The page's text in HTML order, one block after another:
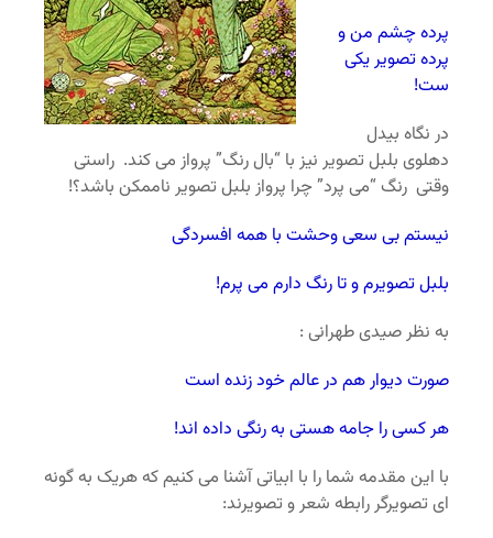
پرده چشم من و
پرده تصویر یکی
ست!
در نگاه بیدل
دهلوی بلبل تصویر نیز با “بال رنگ” پرواز می کند. راستی
وقتی رنگ “می پرد” چرا پرواز بلبل تصویر ناممکن باشد؟!
نیستم بی سعی وحشت با همه افسردگی
بلبل تصویرم و تا رنگ دارم می پرم!
به نظر صیدی طهرانی :
صورت دیوار هم در عالم خود زنده است
هر کسی را جامه هستی به رنگی داده اند!
با این مقدمه شما را با ابیاتی آشنا می کنیم که هریک به گونه
ای تصویرگر رابطه شعر و تصویرند: